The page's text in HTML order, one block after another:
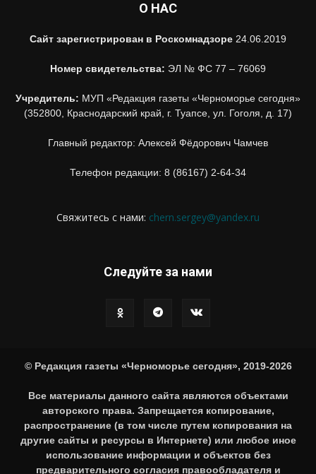
О НАС
Сайт зарегистрирован в Роскомнадзоре 24.06.2019
Номер свидетельства: ЭЛ № ФС 77 – 76069
Учредитель: МУП «Редакция газеты «Черноморье сегодня»
(352800, Краснодарский край, г. Туапсе, ул. Гоголя, д. 17)
Главный редактор: Алексей Фёдорович Чамчев
Телефон редакции: 8 (86167) 2-64-34
Свяжитесь с нами: chern.sergey@yandex.ru
Следуйте за нами
© Редакция газеты «Черноморье сегодня», 2019-2026
Все материалы данного сайта являются объектами
авторского права. Запрещается копирование,
распространение (в том числе путем копирования на
другие сайты и ресурсы в Интернете) или любое иное
использование информации и объектов без
предварительного согласия правообладателя и